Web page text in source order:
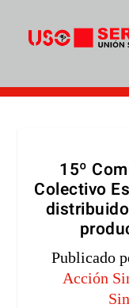
15º
Colectivo
Publicado
Acción